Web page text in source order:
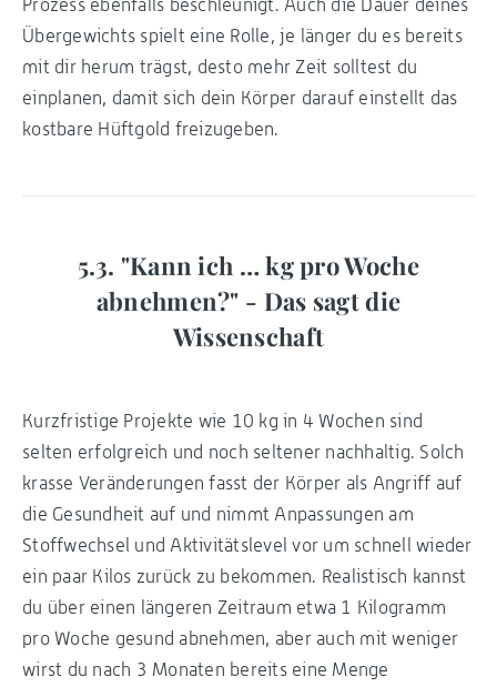
Übergewichts spielt eine Rolle, je länger du es bereits
mit dir herum trägst, desto mehr Zeit solltest du
einplanen, damit sich dein Körper darauf einstellt das
kostbare Hüftgold freizugeben.
5.3. "Kann ich … kg pro Woche
abnehmen?" - Das sagt die
Wissenschaft
Kurzfristige Projekte wie 10 kg in 4 Wochen sind
selten erfolgreich und noch seltener nachhaltig. Solch
krasse Veränderungen fasst der Körper als Angriff auf
die Gesundheit auf und nimmt Anpassungen am
Stoffwechsel und Aktivitätslevel vor um schnell wieder
ein paar Kilos zurück zu bekommen. Realistisch kannst
du über einen längeren Zeitraum etwa 1 Kilogramm
pro Woche gesund abnehmen, aber auch mit weniger
wirst du nach 3 Monaten bereits eine Menge